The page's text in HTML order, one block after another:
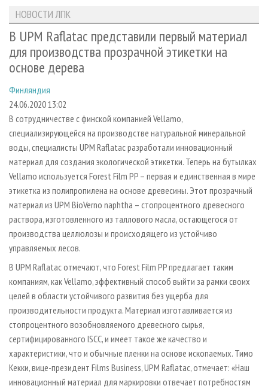
ЛЕСОЗАГОТОВКА
ЛЕСОПИЛЕНИЕ
ДЕРЕВООБРАБОТКА
СУШКА ДРЕВЕСИНЫ
ПРОИЗВОДСТВО ДРЕВЕСНЫХ ПЛИТ
ДЕРЕВЯННОЕ ДОМОСТРОЕНИЕ
ПРОИЗВОДСТВО МЕБЕЛИ
БИОЭНЕРГЕТИКА
ЦБП
ИНСТРУМЕНТ И МАТЕРИАЛЫ
НОВОСТИ ЛПК
НОВОСТИ ЖУРНАЛА
НОВОСТИ КОМПАНИЙ
ПРОЕКТЫ ЛПИ
АНАЛИТИКА
ПРЕДПРИЯТИЯ ЛПК
ЛЕСНЫЕ РЕГИОНЫ РОССИИ
ПЕРСОНЫ
МОБИЛЬНЫЕ ВЫСТАВКИ
ОФИЦИАЛЬНЫЕ ДЕЛЕГАЦИИ
ПРИОРИТЕТНЫЕ ИНВЕСТПРОЕКТЫ
RUSSIAN FORESTRY REVIEW
ГАЗЕТА ЛЕСПРОМФОРУМ
БИБЛИОТЕКА СПЕЦИАЛИСТА
АРХИВ
АРХИВ ЖУРНАЛОВ
СТАТЬИ
О ЖУРНАЛЕ
ПОДПИСКА
КОНТАКТЫ
РЕКЛАМОДАТЕЛЯМ
РЕКЛАМА
РЕКЛАМА НА САЙТЕ
НОВОСТИ ЛПК
В UPM Raflatac представили первый материал
для производства прозрачной этикетки на
основе дерева
Финляндия
24.06.2020 13:02
В сотрудничестве с финской компанией Vellamo,
специализирующейся на производстве натуральной минеральной
воды, специалисты UPM Raflatac разработали инновационный
материал для создания экологической этикетки. Теперь на бутылках
Vellamo используется Forest Film PP – первая и единственная в мире
этикетка из полипропилена на основе древесины. Этот прозрачный
материал из UPM BioVerno naphtha – стопроцентного древесного
раствора, изготовленного из таллового масла, остающегося от
производства целлюлозы и происходящего из устойчиво
управляемых лесов.
В UPM Raflatac отмечают, что Forest Film PP предлагает таким
компаниям, как Vellamo, эффективный способ выйти за рамки своих
целей в области устойчивого развития без ущерба для
производительности продукта. Материал изготавливается из
стопроцентного возобновляемого древесного сырья,
сертифицированного ISCC, и имеет такое же качество и
характеристики, что и обычные пленки на основе ископаемых. Тимо
Кекки, вице-президент Films Business, UPM Raflatac, отмечает: «Наш
инновационный материал для маркировки отвечает потребностям